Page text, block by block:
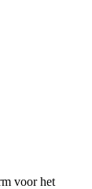
voor het